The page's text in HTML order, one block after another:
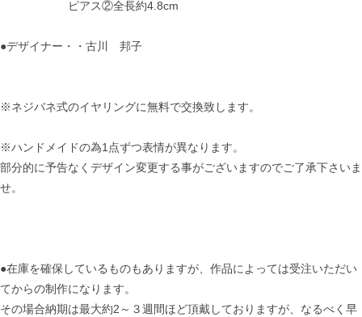
ピアス②全長約4.8cm
●デザイナー・・古川 邦子
※ネジバネ式のイヤリングに無料で交換致します。
※ハンドメイドの為1点ずつ表情が異なります。
部分的に予告なくデザイン変更する事がございますのでご了承下さいま
せ。
●在庫を確保しているものもありますが、作品によっては受注いただい
てからの制作になります。
その場合納期は最大約2～３週間ほど頂戴しておりますが、なるべく早